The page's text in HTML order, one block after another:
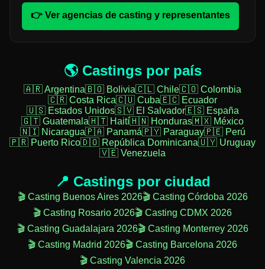
👉 Ver agencias de casting y representantes
🌎 Castings por país
🇦🇷 Argentina🇧🇴 Bolivia🇨🇱 Chile🇨🇴 Colombia
🇨🇷 Costa Rica🇨🇺 Cuba🇪🇨 Ecuador
🇺🇸 Estados Unidos🇸🇻 El Salvador🇪🇸 España
🇬🇹 Guatemala🇭🇹 Haití🇭🇳 Honduras🇲🇽 México
🇳🇮 Nicaragua🇵🇦 Panamá🇵🇾 Paraguay🇵🇪 Perú
🇵🇷 Puerto Rico🇩🇴 República Dominicana🇺🇾 Uruguay
🇻🇪 Venezuela
📍 Castings por ciudad
🎬 Casting Buenos Aires 2026🎬 Casting Córdoba 2026
🎬 Casting Rosario 2026🎬 Casting CDMX 2026
🎬 Casting Guadalajara 2026🎬 Casting Monterrey 2026
🎬 Casting Madrid 2026🎬 Casting Barcelona 2026
🎬 Casting Valencia 2026